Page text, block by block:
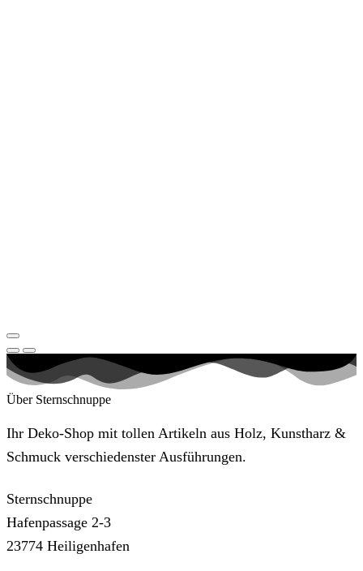
Über Sternschnuppe
Ihr Deko-Shop mit tollen Artikeln aus Holz, Kunstharz &
Schmuck verschiedenster Ausführungen.
Sternschnuppe
Hafenpassage 2-3
23774 Heiligenhafen